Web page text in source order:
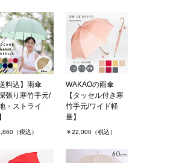
年07月15日
購入しました。
う人が増えたためか、デパートなどでも品
に入りの傘を見つけることは難しくなって
つけた時は嬉しかったで．．．
購入者
送料込】雨傘
深張り寒竹手元/
・ストライ
（税込）
WAKAOの雨傘
【タッセル付き寒
竹手元/ワイド軽
量】
￥22,000（税込）